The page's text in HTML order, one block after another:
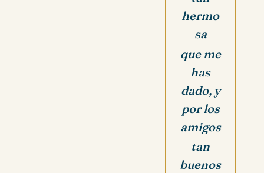
hermo
sa
que me
has
dado, y
por los
amigos
tan
buenos